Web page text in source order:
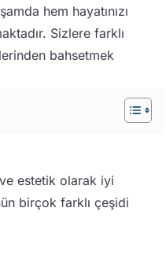
hem hayatınızı
Sizlere farklı
bahsetmek
estetik olarak iyi
birçok farklı çeşidi